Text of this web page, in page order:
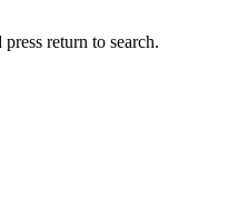
return to search.